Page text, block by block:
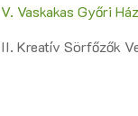
V. Vaskakas Győri
II. Kreatív Sörfőzők